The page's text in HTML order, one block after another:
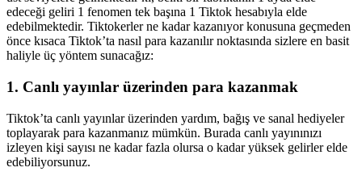
edeceği geliri 1 fenomen tek başına 1 Tiktok hesabıyla elde
edebilmektedir. Tiktokerler ne kadar kazanıyor konusuna geçmeden
önce kısaca Tiktok’ta nasıl para kazanılır noktasında sizlere en basit
haliyle üç yöntem sunacağız:
1. Canlı yayınlar üzerinden para kazanmak
Tiktok’ta canlı yayınlar üzerinden yardım, bağış ve sanal hediyeler
toplayarak para kazanmanız mümkün. Burada canlı yayınınızı
izleyen kişi sayısı ne kadar fazla olursa o kadar yüksek gelirler elde
edebiliyorsunuz.